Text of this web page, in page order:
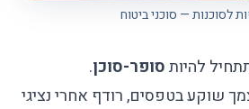
לסוכנות — סוכני ביטוח
להיותסופר-סוכן.
שוקע בטפסים, רודף אחרי נציגי